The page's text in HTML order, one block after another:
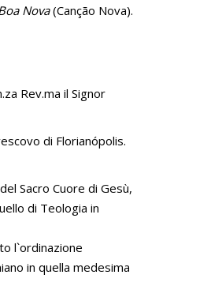
Nova(Canção Nova).
Rev.ma il Signor
di Florianópolis.
Sacro Cuore di Gesù,
di Teologia in
l`ordinazione
in quella medesima